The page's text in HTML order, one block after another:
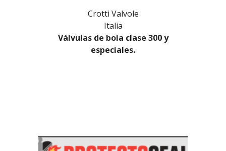
Crotti Valvole
Italia
Válvulas de bola clase 300 y
especiales.